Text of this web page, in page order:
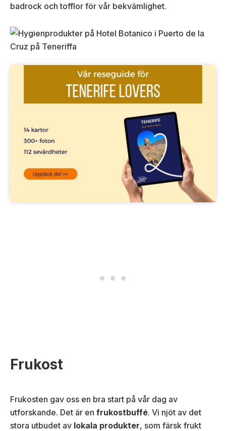
badrock och tofflor för vår bekvämlighet.
Frukost
Frukosten gav oss en bra start på vår dag av
utforskande. Det är en frukostbuffé. Vi njöt av det
stora utbudet av lokala produkter, som färsk frukt